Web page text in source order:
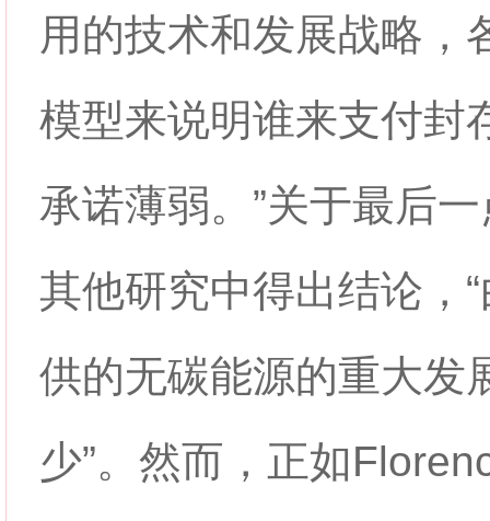
用的技术和发展战略，
模型来说明谁来支付封
承诺薄弱。”关于最后
其他研究中得出结论，
供的无碳能源的重大发
少”。然而，正如